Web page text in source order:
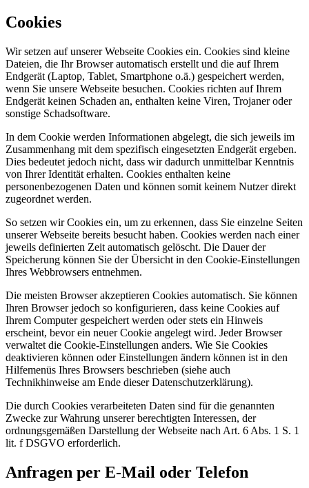
Cookies
Wir setzen auf unserer Webseite Cookies ein. Cookies sind kleine
Dateien, die Ihr Browser automatisch erstellt und die auf Ihrem
Endgerät (Laptop, Tablet, Smartphone o.ä.) gespeichert werden,
wenn Sie unsere Webseite besuchen. Cookies richten auf Ihrem
Endgerät keinen Schaden an, enthalten keine Viren, Trojaner oder
sonstige Schadsoftware.
In dem Cookie werden Informationen abgelegt, die sich jeweils im
Zusammenhang mit dem spezifisch eingesetzten Endgerät ergeben.
Dies bedeutet jedoch nicht, dass wir dadurch unmittelbar Kenntnis
von Ihrer Identität erhalten. Cookies enthalten keine
personenbezogenen Daten und können somit keinem Nutzer direkt
zugeordnet werden.
So setzen wir Cookies ein, um zu erkennen, dass Sie einzelne Seiten
unserer Webseite bereits besucht haben. Cookies werden nach einer
jeweils definierten Zeit automatisch gelöscht. Die Dauer der
Speicherung können Sie der Übersicht in den Cookie-Einstellungen
Ihres Webbrowsers entnehmen.
Die meisten Browser akzeptieren Cookies automatisch. Sie können
Ihren Browser jedoch so konfigurieren, dass keine Cookies auf
Ihrem Computer gespeichert werden oder stets ein Hinweis
erscheint, bevor ein neuer Cookie angelegt wird. Jeder Browser
verwaltet die Cookie-Einstellungen anders. Wie Sie Cookies
deaktivieren können oder Einstellungen ändern können ist in den
Hilfemenüs Ihres Browsers beschrieben (siehe auch
Technikhinweise am Ende dieser Datenschutzerklärung).
Die durch Cookies verarbeiteten Daten sind für die genannten
Zwecke zur Wahrung unserer berechtigten Interessen, der
ordnungsgemäßen Darstellung der Webseite nach Art. 6 Abs. 1 S. 1
lit. f DSGVO erforderlich.
Anfragen per E-Mail oder Telefon